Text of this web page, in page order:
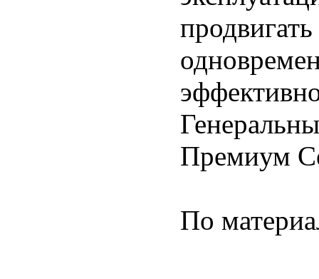
Премиум
По